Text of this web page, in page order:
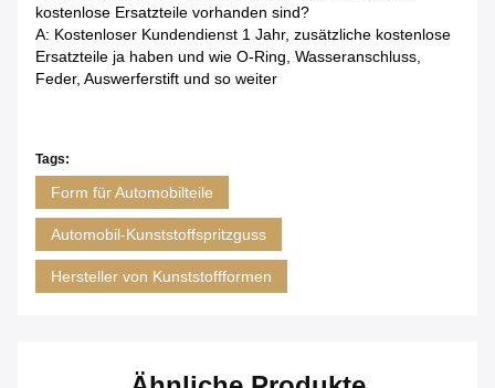
kostenlose Ersatzteile vorhanden sind?
A: Kostenloser Kundendienst 1 Jahr, zusätzliche kostenlose
Ersatzteile ja haben und wie O-Ring, Wasseranschluss,
Feder, Auswerferstift und so weiter
Tags:
Form für Automobilteile
Automobil-Kunststoffspritzguss
Hersteller von Kunststoffformen